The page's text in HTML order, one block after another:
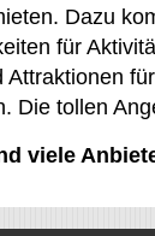
Dazu
für
Die tollen
viele